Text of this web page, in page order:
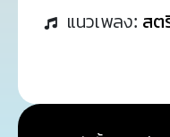
แนวเพลง: สต